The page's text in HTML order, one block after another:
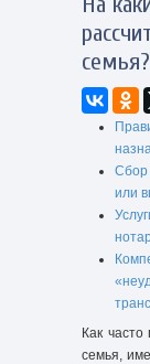
семья?
Сбор
или
Как
семья,